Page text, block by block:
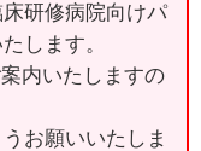
研修病院向けパ
します。
内いたしますの
お願いいたしま